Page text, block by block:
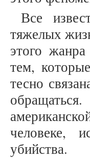
Все
тяжелых
этого
тем,
тесно
человеке,
убийства.